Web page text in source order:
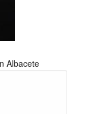
Albacete